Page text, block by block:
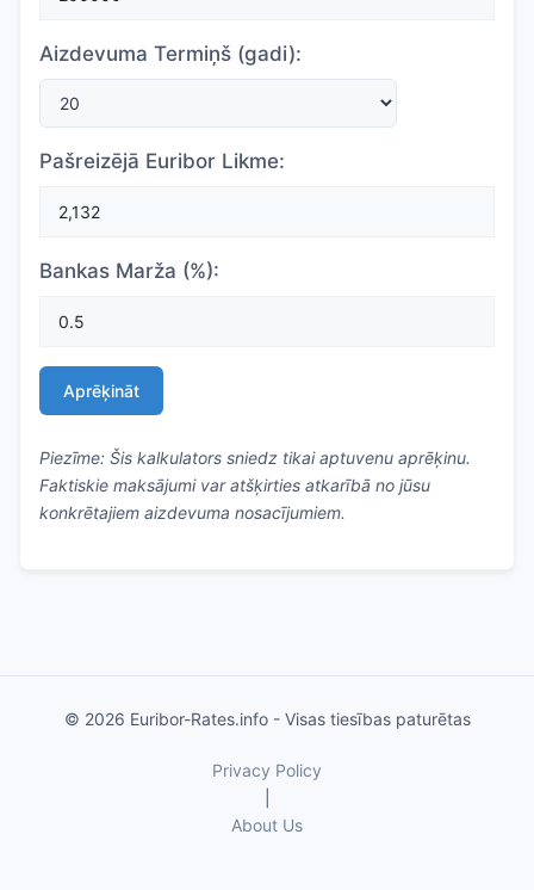
Aizdevuma Termiņš (gadi):
Pašreizējā Euribor Likme:
Bankas Marža (%):
Aprēķināt
Piezīme: Šis kalkulators sniedz tikai aptuvenu aprēķinu.
Faktiskie maksājumi var atšķirties atkarībā no jūsu
konkrētajiem aizdevuma nosacījumiem.
© 2026 Euribor-Rates.info - Visas tiesības paturētas
Privacy Policy
About Us